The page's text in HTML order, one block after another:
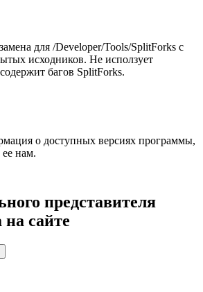
для /Developer/Tools/SplitForks с
исходников. Не исползует
багов SplitForks.
о доступных версиях программы,
ее нам.
представителя
на сайте